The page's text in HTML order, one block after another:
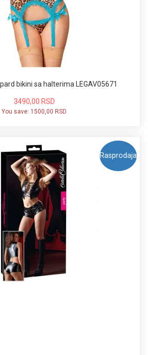
bikini sa halterima LEGAV05671
3490,00 RSD
You save: 1500,00 RSD
Rasprodaja